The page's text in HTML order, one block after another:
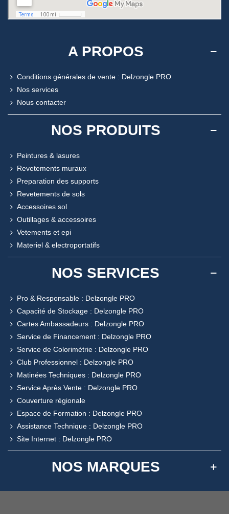
A PROPOS
Conditions générales de vente : Delzongle PRO
Nos services
Nous contacter
NOS PRODUITS
Peintures & lasures
Revetements muraux
Preparation des supports
Revetements de sols
Accessoires sol
Outillages & accessoires
Vetements et epi
Materiel & electroportatifs
NOS SERVICES
Pro & Responsable : Delzongle PRO
Capacité de Stockage : Delzongle PRO
Cartes Ambassadeurs : Delzongle PRO
Service de Financement : Delzongle PRO
Service de Colorimétrie : Delzongle PRO
Club Professionnel : Delzongle PRO
Matinées Techniques : Delzongle PRO
Service Après Vente : Delzongle PRO
Couverture régionale
Espace de Formation : Delzongle PRO
Assistance Technique : Delzongle PRO
Site Internet : Delzongle PRO
NOS MARQUES